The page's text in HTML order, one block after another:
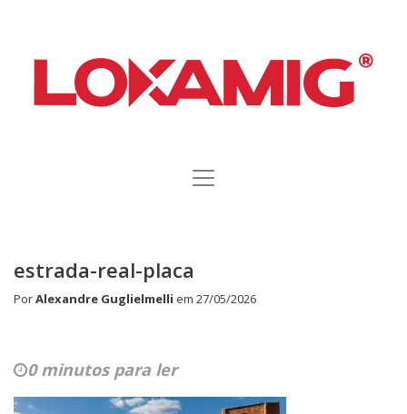
estrada-real-placa
PorAlexandre Guglielmelli em 27/05/2026
0 minutos para ler